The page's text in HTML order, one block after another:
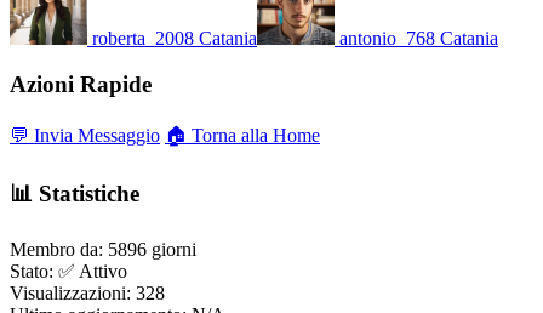
roberta_2008 Catania antonio_768 Catania
Azioni Rapide
💬 Invia Messaggio 🏠 Torna alla Home
📊 Statistiche
Membro da: 5896 giorni
Stato: ✅ Attivo
Visualizzazioni: 328